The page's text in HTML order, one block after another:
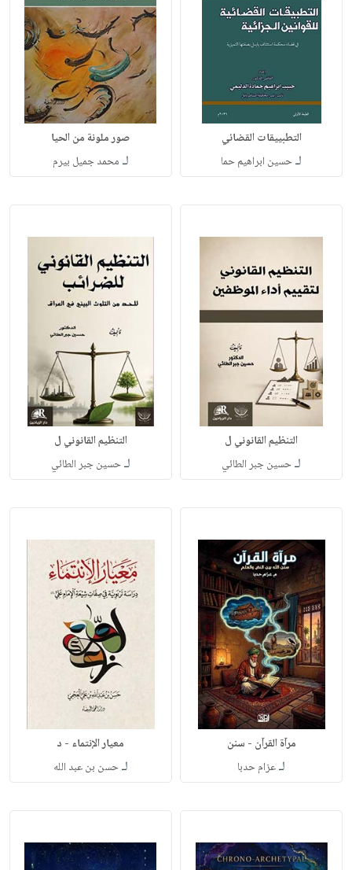
التطبييقات القضائي
لـحسين ابراهيم حما
صور ملونة من الحيا
لـ محمد جميل بيرم
التنظيم القانوني ل
لـحسين جبر الطائي
التنظيم القانوني ل
لـحسين جبر الطائي
مرآة القرآن - سنن
لـعزام حدبا
معيار الإنتماء - د
لـحسن بن عبد الله